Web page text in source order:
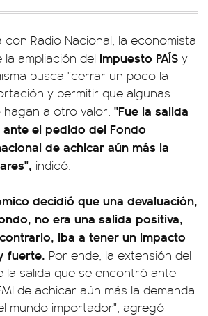
con Radio Nacional, la economista
ampliación del Impuesto PAÍS y
busca "cerrar un poco la
y permitir que algunas
a otro valor. "Fue la salida
el pedido del Fondo
de achicar aún más la
indicó.
decidió que una devaluación,
no era una salida positiva,
iba a tener un impacto
fuerte. Por ende, la extensión del
la salida que se encontró ante
de achicar aún más la demanda
mundo importador", agregó